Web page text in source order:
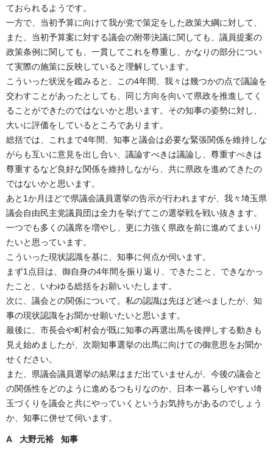
ておられるようです。
一方で、当初予算に向けて我が党で策定をした政策大綱に対して、
また、当初予算案に対する議会の附帯決議に関しても、議員提案の
政策条例に関しても、一貫してこれを尊重し、かなりの部分につい
て実際の施策に反映していると理解しています。
こういった状況を鑑みると、この4年間、我々は幾つかの点で議論を
交わすことがあったとしても、同じ方向を向いて県政を推進してく
ることができたのではないかと思います。その知事の姿勢に対し、
大いに評価をしているところであります。
総括では、これまで4年間、知事と議会は必要な緊張関係を維持しな
がらも互いに意見を出し合い、議論すべきは議論し、尊重すべきは
尊重するなど良好な関係を維持しながら、共に県政を進めてきたの
ではないかと思います。
あと1か月ほどで県議会議員選挙の告示が行われますが、我々埼玉県
議会自由民主党議員団は全力を挙げてこの選挙戦を戦い抜きます。
一つでも多くの議席を増やし、更に力強く県政を前に進めてまいり
たいと思っています。
こういった現状認識を基に、知事に何点か伺います。
まず1点目は、御自身の4年間を振り返り、できたこと、できなかっ
たこと、いわゆる総括をお願いいたします。
次に、議会との関係について。私の認識は先ほど述べましたが、知
事の現状認識をお聞かせ願いたいと思います。
最後に、市長会や町村会が既に知事の再選出馬を後押しする動きも
見え始めましたが、次期知事選挙の出馬に向けての御意思をお聞か
せください。
また、県議会議員選挙の結果はまだ出ていませんが、今後の議会と
の関係性をどのように進めるつもりなのか、日本一暮らしやすい埼
玉づくりを議会と共にやっていくというお気持ちがあるのでしょう
か、知事に併せて伺います。
A 大野元裕 知事